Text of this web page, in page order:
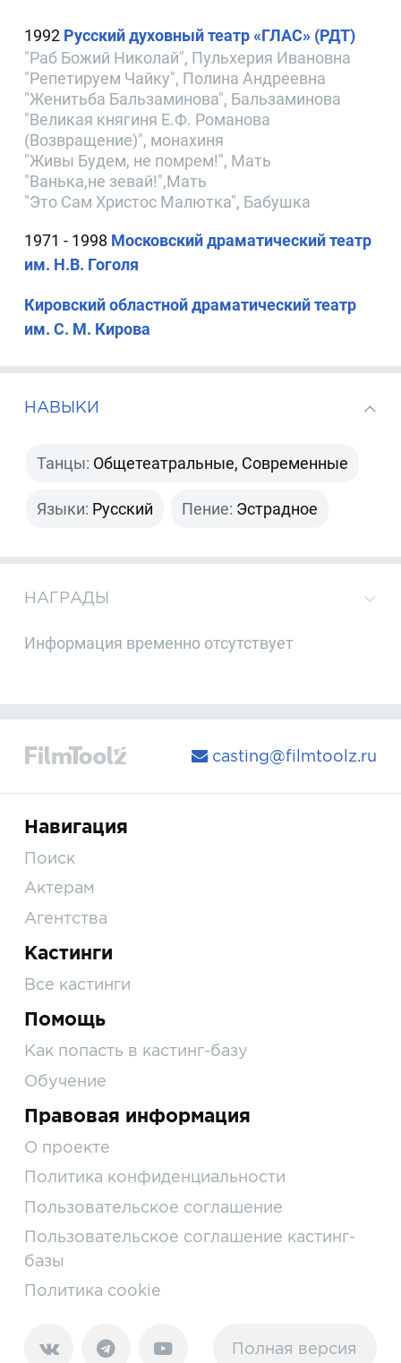
1992 Русский духовный театр «ГЛАС» (РДТ)
"Раб Божий Николай", Пульхерия Ивановна
"Репетируем Чайку", Полина Андреевна
"Женитьба Бальзаминова", Бальзаминова
"Великая княгиня Е.Ф. Романова
(Возвращение)", монахиня
"Живы Будем, не помрем!", Мать
"Ванька,не зевай!",Мать
"Это Сам Христос Малютка", Бабушка
1971 - 1998 Московский драматический театр
им. Н.В. Гоголя
Кировский областной драматический театр
им. С. М. Кирова
НАВЫКИ
Танцы: Общетеатральные, Современные
Языки: Русский Пение: Эстрадное
НАГРАДЫ
Информация временно отсутствует
casting@filmtoolz.ru
Навигация
Поиск
Актерам
Агентства
Кастинги
Все кастинги
Помощь
Как попасть в кастинг-базу
Обучение
Правовая информация
О проекте
Политика конфиденциальности
Пользовательское соглашение
Пользовательское соглашение кастинг-
базы
Политика cookie
Полная версия